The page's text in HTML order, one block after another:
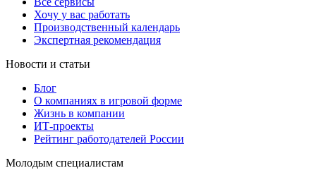
Хочу у вас работать
Производственный календарь
Экспертная рекомендация
Новости и статьи
Блог
О компаниях в игровой форме
Жизнь в компании
ИТ-проекты
Рейтинг работодателей России
Молодым специалистам